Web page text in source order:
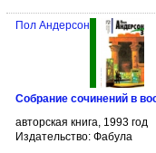
Пол Андерсон
Собрание сочинений в
авторская книга, 1993 год
Издательство: Фабула